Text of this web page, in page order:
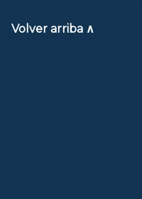
Volver arriba ∧